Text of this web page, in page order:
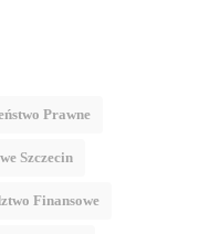
Prawne
Szczecin
Finansowe